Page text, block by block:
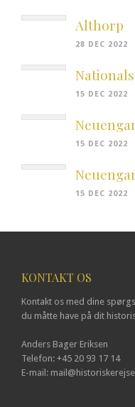
Althorp
28 DEC 2022
15 DEC 2022
15 DEC 2022
15 DEC 2022
KONTAKT OS
Kontakt os med dine
du måtte have på dit
Anders Bager Eriksen
Telefon: +45 20 93 17 14
E-mail: